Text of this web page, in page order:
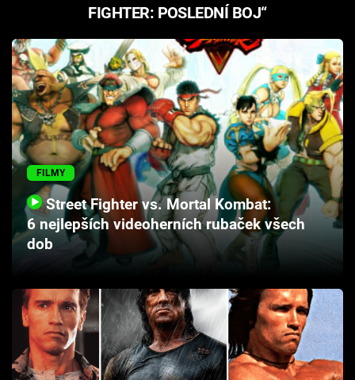
Seriály
Hry
Cool Esport
Pořady
TV Program
Přihlášení
Sledujte nás
FIGHTER: POSLEDNÍ BOJ“
FILMY
Street Fighter vs. Mortal Kombat:
6 nejlepších videoherních rubaček všech
dob